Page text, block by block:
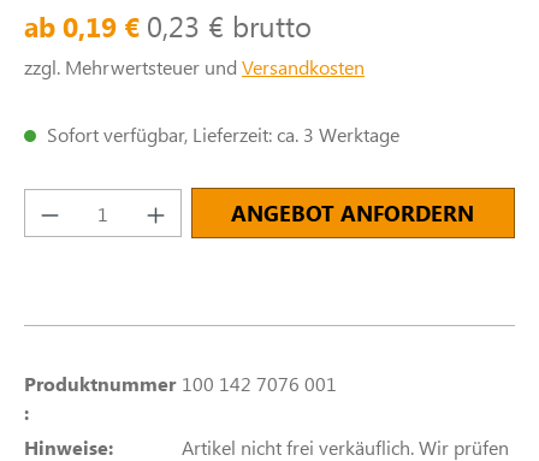
ab 0,19 € 0,23 € brutto
zzgl. Mehrwertsteuer und Versandkosten
Sofort verfügbar, Lieferzeit: ca. 3 Werktage
Produkt Anzahl: Gib den gewünschten
ANGEBOT ANFORDERN
Produktnummer
:
100 142 7076 001
Hinweise:
Artikel nicht frei verkäuflich. Wir prüfen